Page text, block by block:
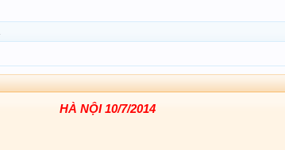
HÀ NỘI 10/7/2014